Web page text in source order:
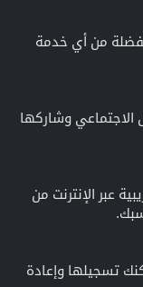
من أي خدمة
وشاركها
عبر الإنترنت من
تسجيلها وإعادة